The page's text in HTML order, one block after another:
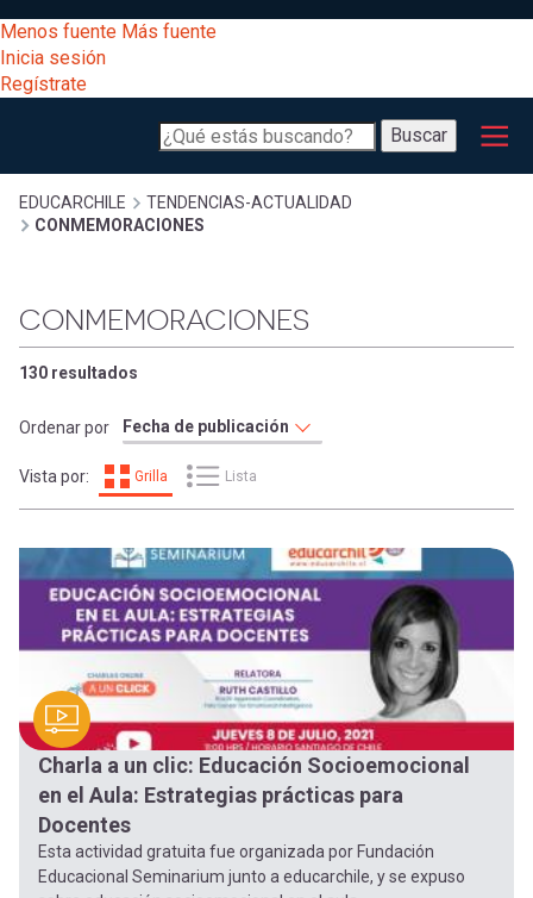
al
contenido
principal
[Educarchile
Escritorio]
entrar
a
mi
cuenta
Menos fuente Más fuente
Inicia sesión
Regístrate
Buscar
Buscar
Menú
principal
Desarrollo
Expand
Gestión
Comunidad
Expand
Exploración
[Educarchile
Mobile]
Menú
entrar
sesión
Regístrate
Sobrescribir
enlaces
de
ayuda
a
la
navegación
EDUCARCHILE
TENDENCIAS-ACTUALIDAD
CONMEMORACIONES
CONMEMORACIONES
130 resultados
Ordenar por
Vista por: Grilla Lista
Charla a un clic: Educación Socioemocional
en el Aula: Estrategias prácticas para
Docentes
Esta actividad gratuita fue organizada por Fundación
Educacional Seminarium junto a educarchile, y se expuso
registrarte.